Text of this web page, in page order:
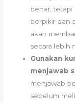
benar,
berpikir dan
akan
secara lebih
Gunakan
menjawab
menjawab
sebelum